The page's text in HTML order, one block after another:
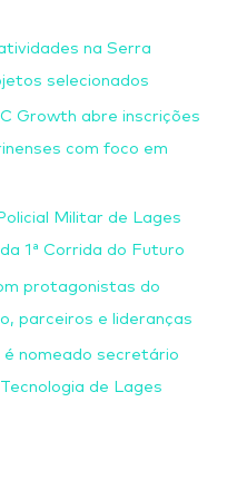
na Serra
selecionados
Growth abre inscrições
com foco em
Militar de Lages
1ª Corrida do Futuro
protagonistas do
parceiros e lideranças
é nomeado secretário
de Lages